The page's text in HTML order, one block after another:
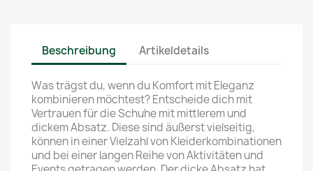
Beschreibung Artikeldetails
Was trägst du, wenn du Komfort mit Eleganz
kombinieren möchtest? Entscheide dich mit
Vertrauen für die Schuhe mit mittlerem und
dickem Absatz. Diese sind äußerst vielseitig,
können in einer Vielzahl von Kleiderkombinationen
und bei einer langen Reihe von Aktivitäten und